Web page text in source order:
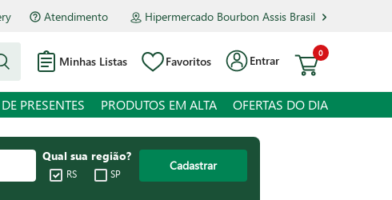
Atendimento Hipermercado Bourbon Assis Brasil
Minhas Listas Favoritos Entrar
0
PRESENTES PRODUTOS EM ALTA OFERTAS DO DIA
Qual sua região?
RS SP
Cadastrar